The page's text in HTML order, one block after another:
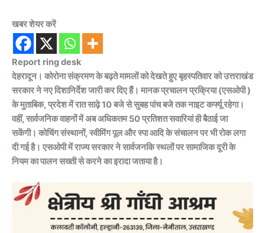
खबर शेयर करें
Report ring desk
देहरादून। कोरोना संक्रमण के बढ़ते मामलों को देखते हुए बृहस्पतिवार को उत्तराखंड
सरकार ने नए दिशानिर्देश जारी कर दिए हैं। मानक प्रचालन प्रक्रिया (एसओपी )
के मुताबिक, प्रदेश में रात साढ़े 10 बजे से सुबह पांच बजे तक नाइट कर्फ्यू रहेगा।
वहीं, सार्वजनिक वाहनों में अब अधिकतम 50 प्रतिशत सवारियां ही बैठाई जा
सकेंगी। कोचिंग संस्थानों, स्वीमिंग पूल और स्पा आदि के संचालन पर भी रोक लगा
दी गई है। एसओपी में राज्य सरकार ने सार्वजनकि स्थलों पर सामाजिक दूरी के
नियम का पालन सख्ती से करने का इरादा जताया है।